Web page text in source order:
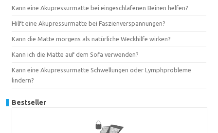
Kann eine Akupressurmatte bei eingeschlafenen Beinen helfen?
Hilft eine Akupressurmatte bei Faszienverspannungen?
Kann die Matte morgens als natürliche Weckhilfe wirken?
Kann ich die Matte auf dem Sofa verwenden?
Kann eine Akupressurmatte Schwellungen oder Lymphprobleme
lindern?
Bestseller